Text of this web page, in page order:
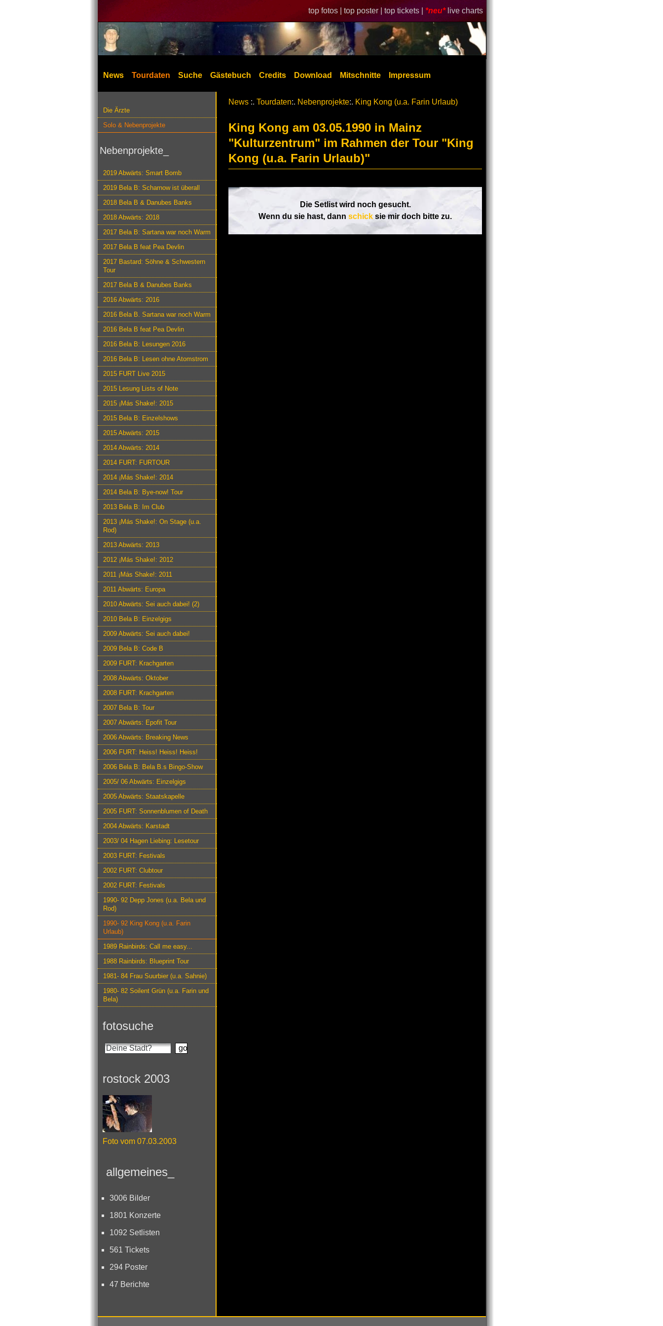
top fotos | top poster | top tickets | *neu* live charts
News Tourdaten Suche Gästebuch Credits Download Mitschnitte Impressum
Die Ärzte
Solo & Nebenprojekte
Nebenprojekte_
2019 Abwärts: Smart Bomb
2019 Bela B: Scharnow ist überall
2018 Bela B & Danubes Banks
2018 Abwärts: 2018
2017 Bela B: Sartana war noch Warm
2017 Bela B feat Pea Devlin
2017 Bastard: Söhne & Schwestern
Tour
2017 Bela B & Danubes Banks
2016 Abwärts: 2016
2016 Bela B. Sartana war noch Warm
2016 Bela B feat Pea Devlin
2016 Bela B: Lesungen 2016
2016 Bela B: Lesen ohne Atomstrom
2015 FURT Live 2015
2015 Lesung Lists of Note
2015 ¡Más Shake!: 2015
2015 Bela B: Einzelshows
2015 Abwärts: 2015
2014 Abwärts: 2014
2014 FURT: FURTOUR
2014 ¡Más Shake!: 2014
2014 Bela B: Bye-now! Tour
2013 Bela B: Im Club
2013 ¡Más Shake!: On Stage (u.a.
Rod)
2013 Abwärts: 2013
2012 ¡Más Shake!: 2012
2011 ¡Más Shake!: 2011
2011 Abwärts: Europa
2010 Abwärts: Sei auch dabei! (2)
2010 Bela B: Einzelgigs
2009 Abwärts: Sei auch dabei!
2009 Bela B: Code B
2009 FURT: Krachgarten
2008 Abwärts: Oktober
2008 FURT: Krachgarten
2007 Bela B: Tour
2007 Abwärts: Epofit Tour
2006 Abwärts: Breaking News
2006 FURT: Heiss! Heiss! Heiss!
2006 Bela B: Bela B.s Bingo-Show
2005/ 06 Abwärts: Einzelgigs
2005 Abwärts: Staatskapelle
2005 FURT: Sonnenblumen of Death
2004 Abwärts: Karstadt
2003/ 04 Hagen Liebing: Lesetour
2003 FURT: Festivals
2002 FURT: Clubtour
2002 FURT: Festivals
1990- 92 Depp Jones (u.a. Bela und
Rod)
1990- 92 King Kong (u.a. Farin
Urlaub)
1989 Rainbirds: Call me easy...
1988 Rainbirds: Blueprint Tour
1981- 84 Frau Suurbier (u.a. Sahnie)
1980- 82 Soilent Grün (u.a. Farin und
Bela)
fotosuche
rostock 2003
Foto vom 07.03.2003
allgemeines_
3006 Bilder
1801 Konzerte
1092 Setlisten
561 Tickets
294 Poster
47 Berichte
News :. Tourdaten:. Nebenprojekte:. King Kong (u.a. Farin Urlaub)
King Kong am 03.05.1990 in Mainz
"Kulturzentrum" im Rahmen der Tour "King
Kong (u.a. Farin Urlaub)"
Die Setlist wird noch gesucht.
Wenn du sie hast, dann schick sie mir doch bitte zu.